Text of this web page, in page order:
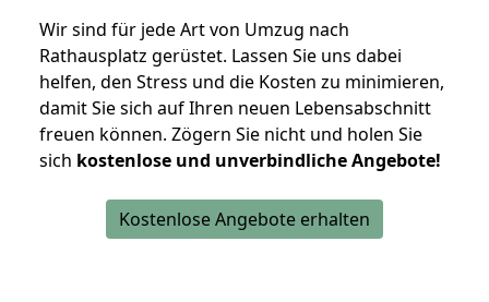
Wir sind für jede Art von Umzug nach
Rathausplatz gerüstet. Lassen Sie uns dabei
helfen, den Stress und die Kosten zu minimieren,
damit Sie sich auf Ihren neuen Lebensabschnitt
freuen können. Zögern Sie nicht und holen Sie
sich kostenlose und unverbindliche Angebote!
Kostenlose Angebote erhalten